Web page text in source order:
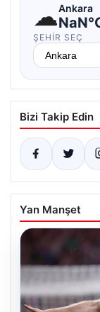
☁Ankara
ŞEHIR SEÇ
Bizi Takip Edin
Yan Manşet